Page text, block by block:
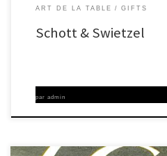
ART DE LA TABLE GIFTS
Schott & Swietzel
par admin